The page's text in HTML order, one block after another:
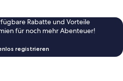
Rabatte und Vorteile
für noch mehr Abenteuer!
registrieren